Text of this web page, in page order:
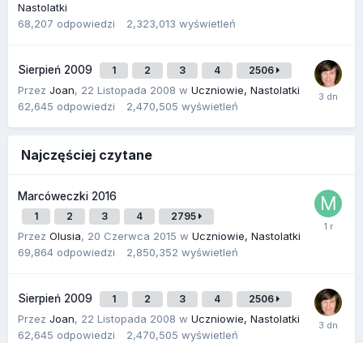
Nastolatki
68,207 odpowiedzi 2,323,013 wyświetleń
Sierpień 2009 1 2 3 4 2506
Przez Joan, 22 Listopada 2008 w Uczniowie, Nastolatki
62,645 odpowiedzi 2,470,505 wyświetleń
Najczęściej czytane
Marcóweczki 2016
1 2 3 4 2795
Przez Olusia, 20 Czerwca 2015 w Uczniowie, Nastolatki
69,864 odpowiedzi 2,850,352 wyświetleń
Sierpień 2009 1 2 3 4 2506
Przez Joan, 22 Listopada 2008 w Uczniowie, Nastolatki
62,645 odpowiedzi 2,470,505 wyświetleń